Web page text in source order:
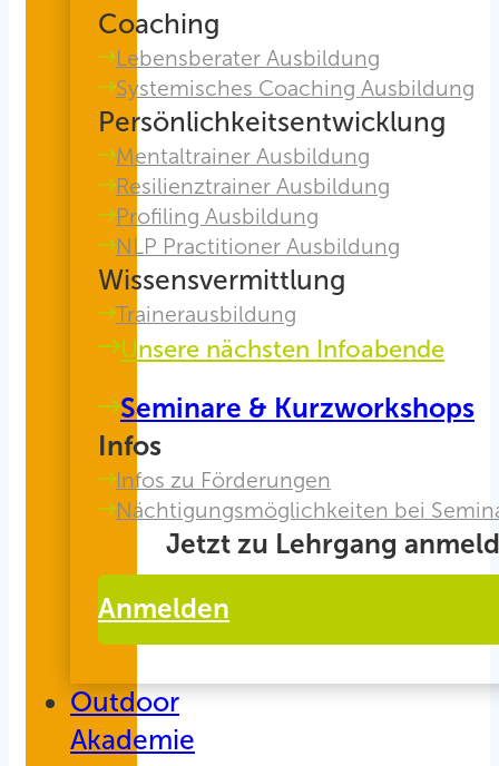
Coaching
Lebensberater Ausbildung
Systemisches Coaching Ausbildung
Persönlichkeitsentwicklung
Mentaltrainer Ausbildung
Resilienztrainer Ausbildung
Profiling Ausbildung
NLP Practitioner Ausbildung
Wissensvermittlung
Trainerausbildung
Unsere nächsten Infoabende
Seminare & Kurzworkshops
Infos
Infos zu Förderungen
Nächtigungsmöglichkeiten bei
Jetzt zu Lehrgang
Anmelden
Outdoor
Akademie